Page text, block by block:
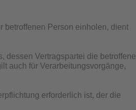
betroffenen Person einholen, dient
dessen Vertragspartei die betroffene
auch für Verarbeitungsvorgänge,
erforderlich ist, der die